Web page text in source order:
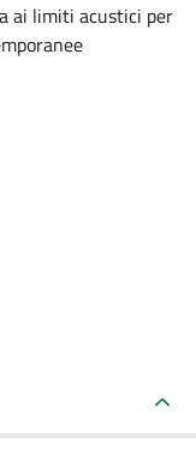
ai limiti acustici per